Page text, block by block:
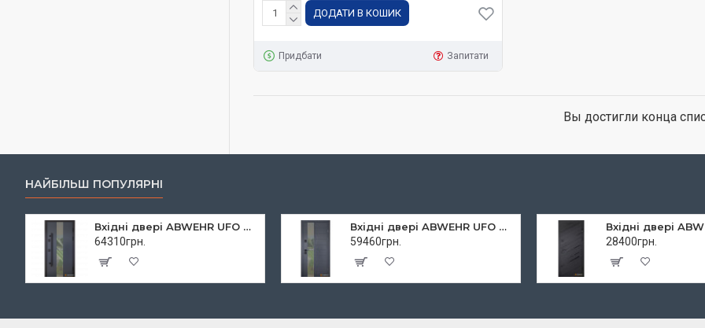
ДОДАТИ В КОШИК
Придбати Запитати
Вы достигли конца
НАЙБІЛЬШ ПОПУЛЯРНІ
Вхідні двері ABWEHR UFO BLACK для вулиці
64310грн.
Вхідні двері ABWEHR UFO для вулиці
59460грн.
28400грн.